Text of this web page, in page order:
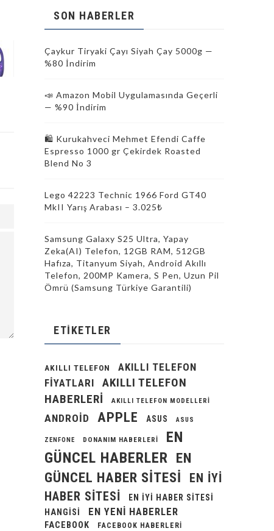
SON HABERLER
Çaykur Tiryaki Çayı Siyah Çay 5000g —
%80 İndirim
📣 Amazon Mobil Uygulamasında Geçerli
— %90 İndirim
🛍️ Kurukahveci Mehmet Efendi Caffe
Espresso 1000 gr Çekirdek Roasted
Blend No 3
Lego 42223 Technic 1966 Ford GT40
MkII Yarış Arabası – 3.025₺
Samsung Galaxy S25 Ultra, Yapay
Zeka(AI) Telefon, 12GB RAM, 512GB
Hafıza, Titanyum Siyah, Android Akıllı
Telefon, 200MP Kamera, S Pen, Uzun Pil
Ömrü (Samsung Türkiye Garantili)
ETIKETLER
AKILLI TELEFON
AKILLI TELEFON
FIYATLARI
AKILLI TELEFON
HABERLERI
AKILLI TELEFON MODELLERI
ANDROID APPLE ASUS ASUS
ZENFONE DONANIM HABERLERI
EN
GÜNCEL HABERLER EN
GÜNCEL HABER SITESI
EN IYI
HABER SITESI
EN IYI HABER SITESI
HANGISI
EN YENI HABERLER
FACEBOOK FACEBOOK HABERLERI